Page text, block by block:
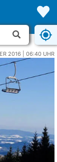
2016 | 06:40 UHR